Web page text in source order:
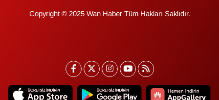
Copyright © 2025 Wan Haber Tüm Hakları Saklıdır.